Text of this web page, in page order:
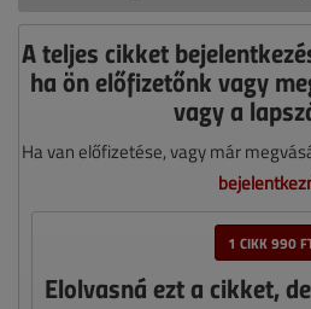
A teljes cikket
ha ön előfizetőnk vagy
vagy a
Ha van előfizetése, vagy már
1 CIKK 990
Elolvasná ezt a cikket,